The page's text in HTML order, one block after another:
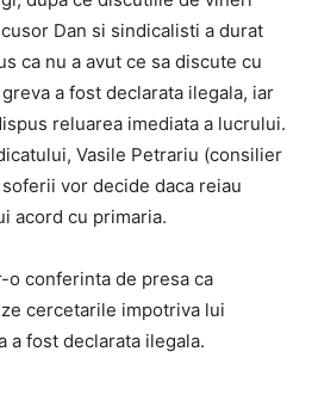
Dan si sindicalisti a durat
ca nu a avut ce sa discute cu
a fost declarata ilegala, iar
reluarea imediata a lucrului.
Vasile Petrariu (consilier
vor decide daca reiau
acord cu primaria.
o conferinta de presa ca
cercetarile impotriva lui
a fost declarata ilegala.